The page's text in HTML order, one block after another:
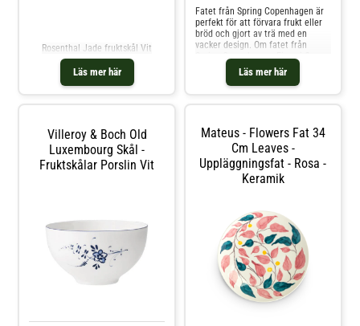
Läs mer här
Rosenthal Jade fruktskål Vit
Läs mer här
Fatet från Spring Copenhagen är
perfekt för att förvara frukt eller
bröd och gjort av trä med en
vacker design. Om fatet från
Spring Copenhagen- Finns i flera
modeller.- Matsäker.- Fat i massivt
trä. Skötselråd för fatet- Rengör
med en fuktig trasa. Shoppa
Villeroy & Boch Old
Luxembourg Skål -
Fruktskålar Porslin Vit
Mateus - Flowers Fat 34
Cm Leaves -
Uppläggningsfat - Rosa -
Keramik